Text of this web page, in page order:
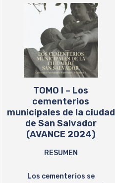
TOMO I – Los
cementerios
municipales de la ciudad
de San Salvador
(AVANCE 2024)
RESUMEN
Los cementerios se